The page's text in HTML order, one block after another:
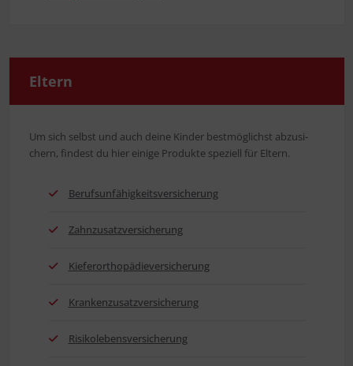
Eltern
Um sich selbst und auch dei­ne Kin­der best­mög­lichst abzu­si­
chern, fin­dest du hier eini­ge Pro­duk­te spe­zi­ell für Eltern.
Berufs­un­fä­hig­keits­ver­si­che­rung
Zahn­zu­satz­ver­si­che­rung
Kie­fer­or­tho­pä­die­ver­si­che­rung
Kran­ken­zu­satz­ver­si­che­rung
Risi­ko­le­bens­ver­si­che­rung